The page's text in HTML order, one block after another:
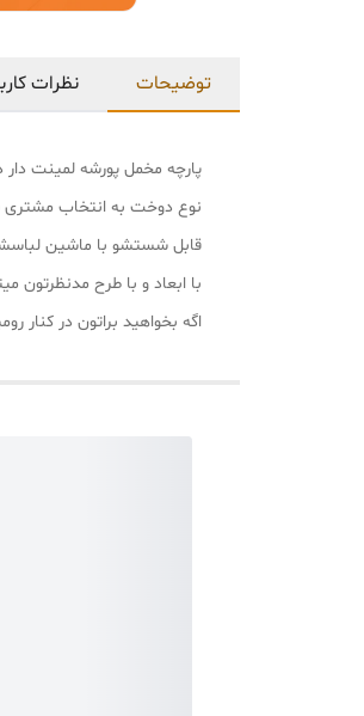
توضیحات نظرات
پارچه مخمل پورشه لمینت
نوع دوخت به انتخاب مشتری
قابل شستشو با ماشین
با ابعاد و با طرح مدنظرتون میتونیم
اگه بخواهید براتون در